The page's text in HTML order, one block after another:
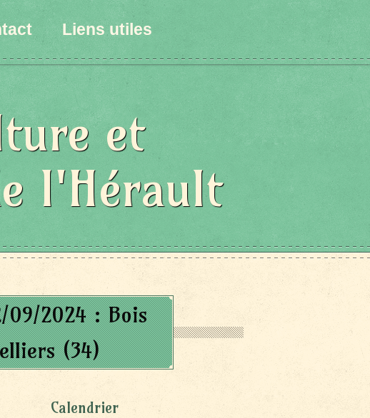
Liens utiles
et
l'Hérault
09/2024 : Bois
(34)
Calendrier